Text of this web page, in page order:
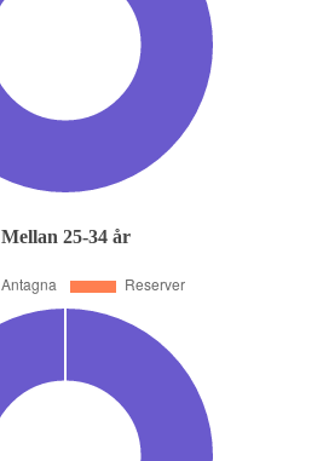
Mellan 25-34 år